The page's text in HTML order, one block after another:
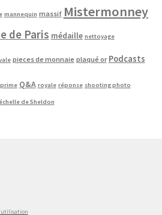
mannequin massif Mistermonney
de Paris médaille nettoyage
pieces de monnaie plaqué or Podcasts
prime Q&A royale réponse shooting photo
échelle de Sheldon